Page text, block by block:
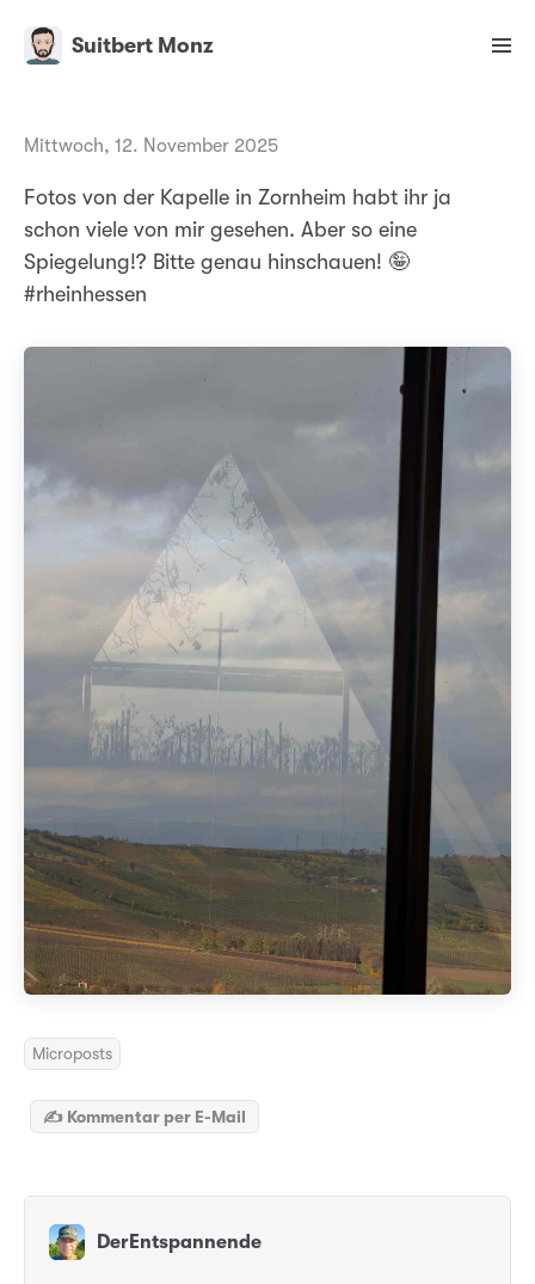
Suitbert Monz
Mittwoch, 12. November 2025
Fotos von der Kapelle in Zornheim habt ihr ja
schon viele von mir gesehen. Aber so eine
Spiegelung!? Bitte genau hinschauen! 🤪
#rheinhessen
Microposts
✍️ Kommentar per E-Mail
DerEntspannende